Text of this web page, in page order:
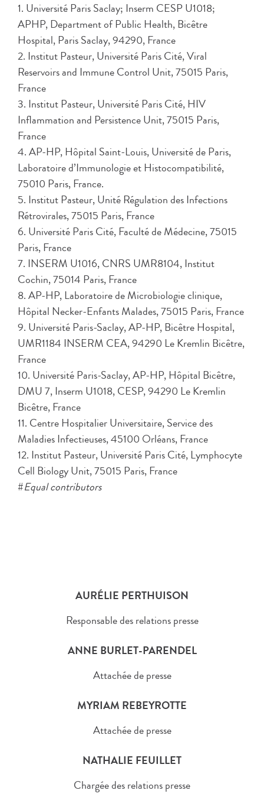
1. Université Paris Saclay; Inserm CESP U1018;
APHP, Department of Public Health, Bicêtre
Hospital, Paris Saclay, 94290, France
2. Institut Pasteur, Université Paris Cité, Viral
Reservoirs and Immune Control Unit, 75015 Paris,
France
3. Institut Pasteur, Université Paris Cité, HIV
Inflammation and Persistence Unit, 75015 Paris,
France
4. AP-HP, Hôpital Saint-Louis, Université de Paris,
Laboratoire d’Immunologie et Histocompatibilité,
75010 Paris, France.
5. Institut Pasteur, Unité Régulation des Infections
Rétrovirales, 75015 Paris, France
6. Université Paris Cité, Faculté de Médecine, 75015
Paris, France
7. INSERM U1016, CNRS UMR8104, Institut
Cochin, 75014 Paris, France
8. AP-HP, Laboratoire de Microbiologie clinique,
Hôpital Necker-Enfants Malades, 75015 Paris, France
9. Université Paris-Saclay, AP-HP, Bicêtre Hospital,
UMR1184 INSERM CEA, 94290 Le Kremlin Bicêtre,
France
10. Université Paris-Saclay, AP-HP, Hôpital Bicêtre,
DMU 7, Inserm U1018, CESP, 94290 Le Kremlin
Bicêtre, France
11. Centre Hospitalier Universitaire, Service des
Maladies Infectieuses, 45100 Orléans, France
12. Institut Pasteur, Université Paris Cité, Lymphocyte
Cell Biology Unit, 75015 Paris, France
#Equal contributors
AURÉLIE PERTHUISON
Responsable des relations presse
ANNE BURLET-PARENDEL
Attachée de presse
MYRIAM REBEYROTTE
Attachée de presse
NATHALIE FEUILLET
Chargée des relations presse